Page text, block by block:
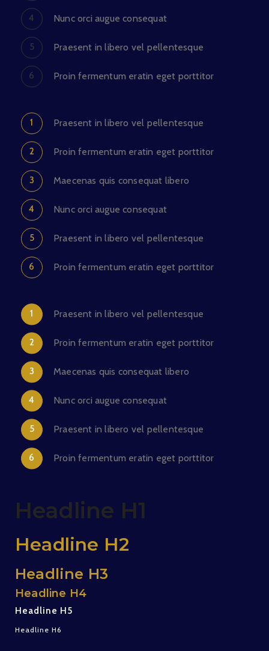
Nunc orci augue consequat
Praesent in libero vel pellentesque
Proin fermentum eratin eget porttitor
Praesent in libero vel pellentesque
Proin fermentum eratin eget porttitor
Maecenas quis consequat libero
Nunc orci augue consequat
Praesent in libero vel pellentesque
Proin fermentum eratin eget porttitor
Praesent in libero vel pellentesque
Proin fermentum eratin eget porttitor
Maecenas quis consequat libero
Nunc orci augue consequat
Praesent in libero vel pellentesque
Proin fermentum eratin eget porttitor
Headline H1
Headline H2
Headline H3
Headline H4
Headline H5
Headline H6